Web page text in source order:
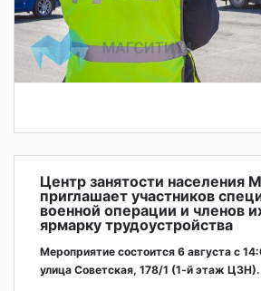
Центр занятости населения
приглашает участников
военной операции и членов
ярмарку трудоустройства
Мероприятие состоится 6 августа с
улица Советская, 178/1 (1‑й этаж ЦЗН).